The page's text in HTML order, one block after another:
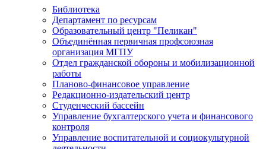
Библиотека
Департамент по ресурсам
Образовательный центр "Пеликан"
Объединённая первичная профсоюзная
организация МГПУ
Отдел гражданской обороны и мобилизационной
работы
Планово-финансовое управление
Редакционно-издательский центр
Студенческий бассейн
Управление бухгалтерского учета и финансового
контроля
Управление воспитательной и социокультурной